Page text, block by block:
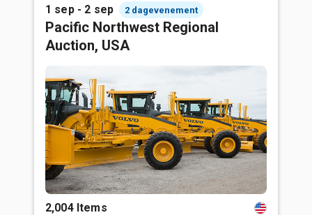
1 sep - 2 sep 2 dagevenement
Pacific Northwest Regional
Auction, USA
2,004 Items